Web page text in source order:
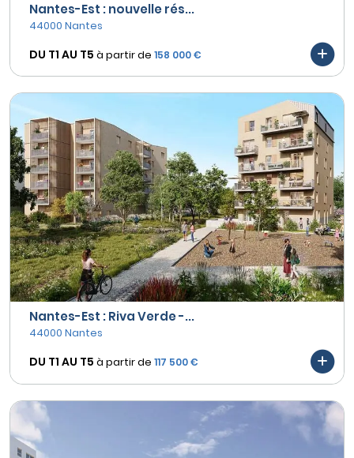
Nantes-Est : nouvelle rés...
44000 Nantes
DU T1 AU T5 à partir de 158 000 €
Nantes-Est : Riva Verde -...
44000 Nantes
DU T1 AU T5 à partir de 117 500 €